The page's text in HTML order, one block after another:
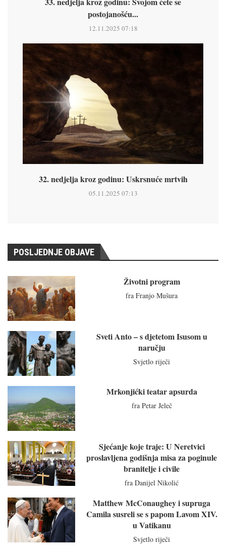
postojanošću...
12.11.2025 07:18
32. nedjelja kroz godinu: Uskrsnuće mrtvih
05.11.2025 07:13
POSLJEDNJE OBJAVE
Životni program
fra Franjo Mušura
Sveti Anto – s djetetom Isusom u
naručju
Svjetlo riječi
Mrkonjićki teatar apsurda
fra Petar Jeleč
Sjećanje koje traje: U Neretvici
proslavljena godišnja misa za poginule
branitelje i civile
fra Danijel Nikolić
Matthew McConaughey i supruga
Camila susreli se s papom Lavom XIV.
u Vatikanu
Svjetlo riječi